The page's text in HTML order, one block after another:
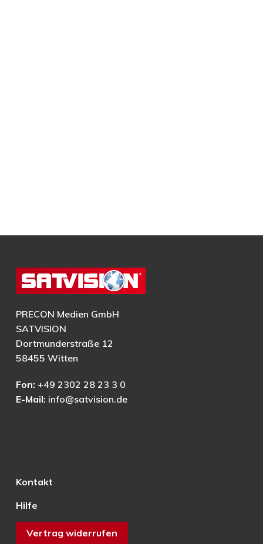
PRECON Medien GmbH
SATVISION
Dortmunderstraße 12
58455 Witten
Fon: +49 2302 28 23 3 0
E-Mail: info@satvision.de
Kontakt
Hilfe
Vertrag widerrufen